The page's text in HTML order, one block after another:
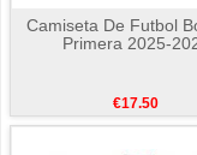
Camiseta De Futbol
Primera 2025-
€17.50